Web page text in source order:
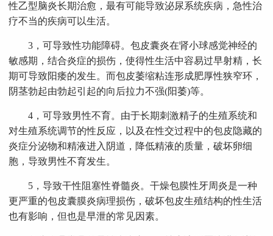
性乙型脑炎长期治愈，最有可能导致泌尿系统疾病，急性治
疗不当的疾病可以生活。
3，可导致性功能障碍。包皮囊炎在肾小球感觉神经的
敏感期，结合炎症的损伤，使得性生活中容易过早射精，长
期可导致阳痿的发生。而包皮萎缩粘连形成肥厚性狭窄环，
阴茎勃起由勃起引起的向后拉力不强(阳萎)等。
4，可导致男性不育。由于长期刺激精子的生殖系统和
对生殖系统调节的性反应，以及在性交过程中的包皮隐藏的
炎症分泌物和精液进入阴道，降低精液的质量，破坏卵细
胞，导致男性不育发生。
5，导致干性阻塞性脊髓炎。干燥包膜性牙周炎是一种
更严重的包皮囊膜炎病理损伤，破坏包皮生殖结构的性生活
也有影响，但也是早泄的常见因素。